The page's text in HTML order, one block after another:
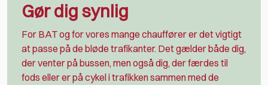
Gør dig synlig
For BAT og for vores mange chauffører er det vigtigt
at passe på de bløde trafikanter. Det gælder både dig,
der venter på bussen, men også dig, der færdes til
fods eller er på cykel i trafikken sammen med de